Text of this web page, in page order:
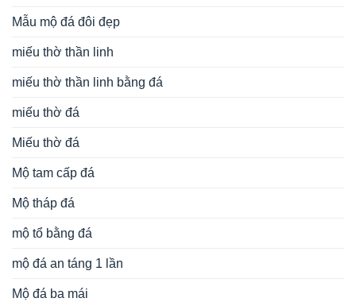
Mẫu mộ đá đôi đẹp
miếu thờ thần linh
miếu thờ thần linh bằng đá
miếu thờ đá
Miếu thờ đá
Mộ tam cấp đá
Mộ tháp đá
mộ tổ bằng đá
mộ đá an táng 1 lần
Mộ đá ba mái